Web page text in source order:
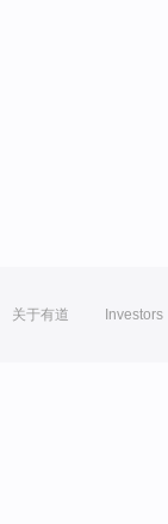
关于有道 Investors